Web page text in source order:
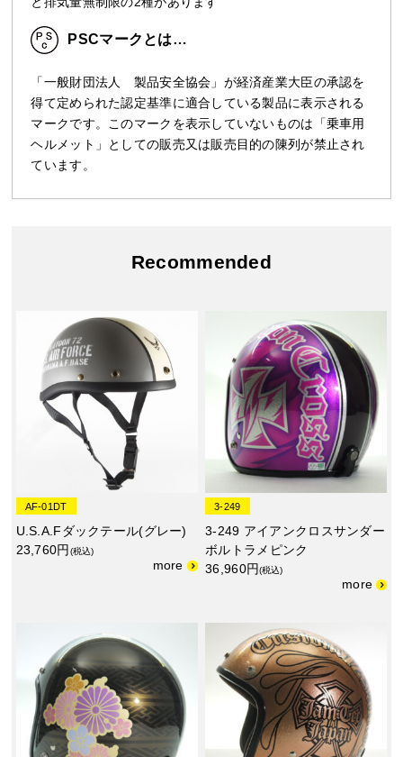
PSCマークとは…
「一般財団法人 製品安全協会」が経済産業大臣の承認を
得て定められた認定基準に適合している製品に表示される
マークです。このマークを表示していないものは「乗車用
ヘルメット」としての販売又は販売目的の陳列が禁止され
ています。
Recommended
AF-01DT
U.S.A.Fダックテール(グレー)
23,760円 (税込)
3-249
3-249 アイアンクロスサンダー
ボルトラメピンク
36,960円(税込)